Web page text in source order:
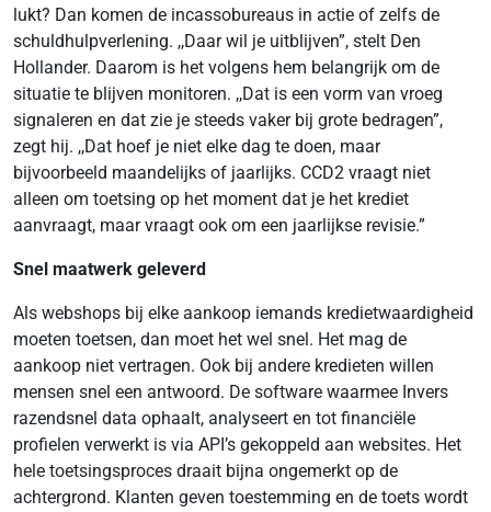
lukt? Dan komen de incassobureaus in actie of zelfs de
schuldhulpverlening. ,,Daar wil je uitblijven”, stelt Den
Hollander. Daarom is het volgens hem belangrijk om de
situatie te blijven monitoren. ,,Dat is een vorm van vroeg
signaleren en dat zie je steeds vaker bij grote bedragen”,
zegt hij. ,,Dat hoef je niet elke dag te doen, maar
bijvoorbeeld maandelijks of jaarlijks. CCD2 vraagt niet
alleen om toetsing op het moment dat je het krediet
aanvraagt, maar vraagt ook om een jaarlijkse revisie.”
Snel maatwerk geleverd
Als webshops bij elke aankoop iemands kredietwaardigheid
moeten toetsen, dan moet het wel snel. Het mag de
aankoop niet vertragen. Ook bij andere kredieten willen
mensen snel een antwoord. De software waarmee Invers
razendsnel data ophaalt, analyseert en tot financiële
profielen verwerkt is via API’s gekoppeld aan websites. Het
hele toetsingsproces draait bijna ongemerkt op de
achtergrond. Klanten geven toestemming en de toets wordt